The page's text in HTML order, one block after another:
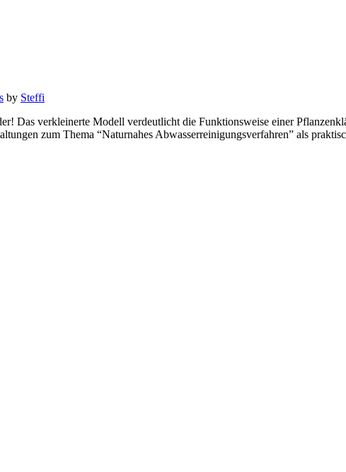
by Steffi
Das verkleinerte Modell verdeutlicht die Funktionsweise einer
zum Thema “Naturnahes Abwasserreinigungsverfahren” als